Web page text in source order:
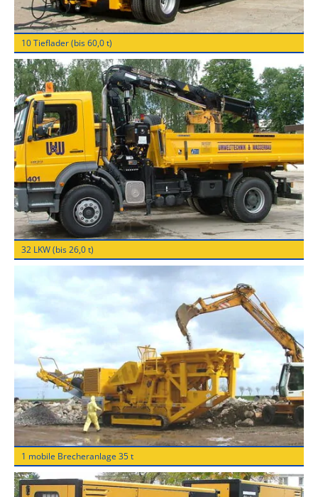
10 Tieflader (bis 60,0 t)
32 LKW (bis 26,0 t)
1 mobile Brecheranlage 35 t